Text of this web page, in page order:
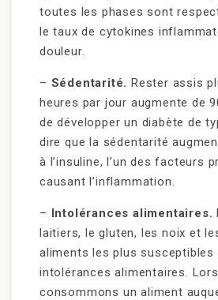
toutes les phases sont
le taux de cytokines
douleur.
– Sédentarité.Rester assis
heures par jour augmente de
de développer un diabète de
dire que la sédentarité
à l’insuline, l’un des facteurs
causant l’inflammation.
– Intolérances alimentaires.
laitiers, le gluten, les noix et
aliments les plus susceptibles
intolérances alimentaires.
consommons un aliment